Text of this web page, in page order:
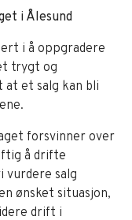
i Ålesund
i å oppgradere
trygt og
et salg kan bli
forsvinner over
å drifte
vurdere salg
ønsket situasjon,
drift i